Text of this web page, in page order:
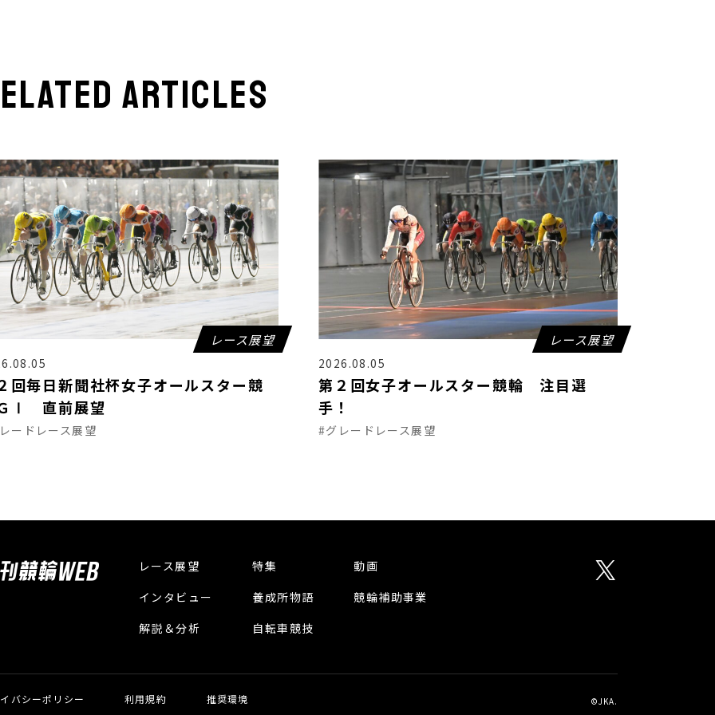
articles
レース展望
回毎日新聞社杯女子オールスター競
Ⅰ 直前展望
ードレース展望
レース展望
2026.08.05
第２回女子オールスター競輪 注目選
手！
#グレードレース展望
レース展望
インタビュー
解説＆分析
特集
養成所物語
自転車競技
動画
競輪補助事業
バシーポリシー 利用規約 推奨環境 ©JKA.